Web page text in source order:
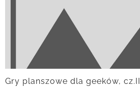
Gry planszowe dla geeków, cz.II